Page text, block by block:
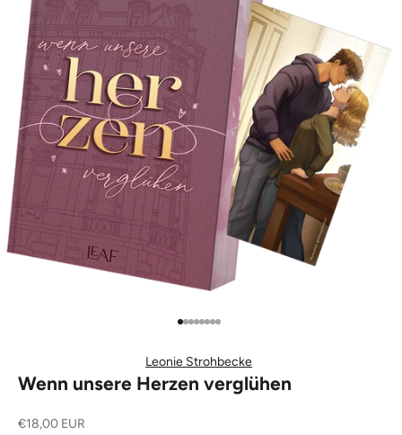
Gehe zu Element 1
Gehe zu Element 2
Gehe zu Element 3
Gehe zu Element 4
Gehe zu Element 5
Gehe zu Element 6
Gehe zu Element 7
Gehe zu Element 8
Leonie Strohbecke
Wenn unsere Herzen verglühen
Angebot
€18,00 EUR